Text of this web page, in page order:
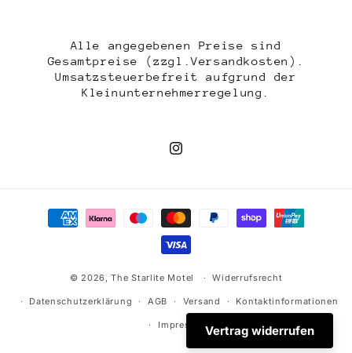
Alle angegebenen Preise sind
Gesamtpreise (zzgl.Versandkosten).
Umsatzsteuerbefreit aufgrund der
Kleinunternehmerregelung.
Instagram
Zahlungsmethoden
© 2026,The Starlite Motel Widerrufsrecht
Datenschutzerklärung AGB Versand Kontaktinformationen
ImpressumVertrag widerrufen